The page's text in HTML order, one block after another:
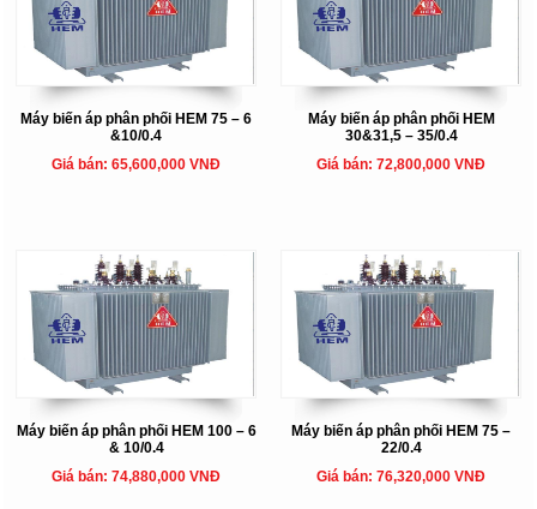
Máy biến áp phân phối HEM 75 – 6
&10/0.4
Giá bán: 65,600,000 VNĐ
Máy biến áp phân phối HEM
30&31,5 – 35/0.4
Giá bán: 72,800,000 VNĐ
Máy biến áp phân phối HEM 100 – 6
& 10/0.4
Giá bán: 74,880,000 VNĐ
Máy biến áp phân phối HEM 75 –
22/0.4
Giá bán: 76,320,000 VNĐ